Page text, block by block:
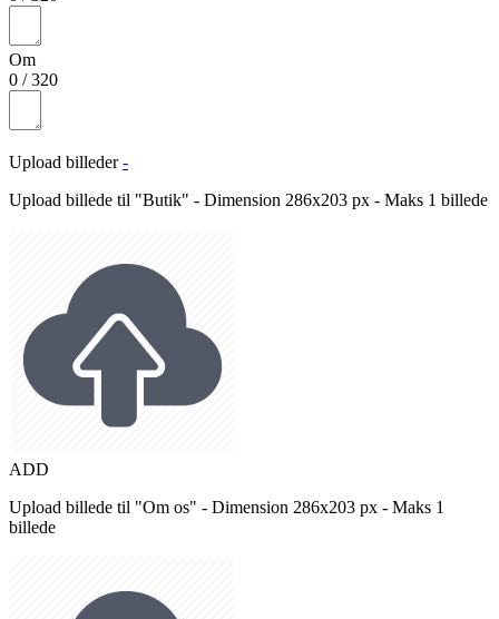
Om
0 /320
Upload billeder -
Upload billede til "Butik" - Dimension 286x203 px - Maks 1 billede
ADD
Upload billede til "Om os" - Dimension 286x203 px - Maks 1
billede